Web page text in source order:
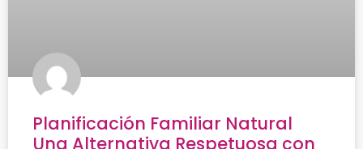
Planificación Familiar Natural
Una Alternativa Respetuosa con